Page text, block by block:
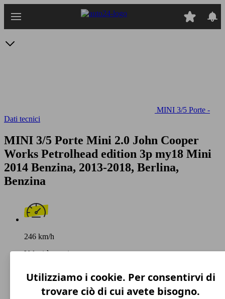
MINI 3/5 Porte -
Dati tecnici
MINI 3/5 Porte Mini 2.0 John Cooper
Works Petrolhead edition 3p my18 Mini
2014 Benzina, 2013-2018, Berlina,
Benzina
246 km/h
Velocità massima
Utilizziamo i cookie. Per consentirvi di
trovare ciò di cui avete bisogno.